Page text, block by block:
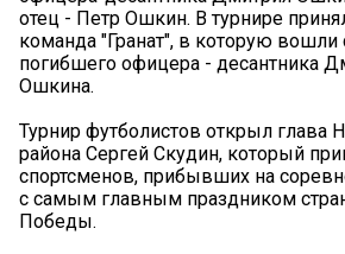
отец - Петр Ошкин. В турнире
команда "Гранат", в которую
погибшего офицера - десантника
Ошкина.
Турнир футболистов открыл глава
района Сергей Скудин, который
спортсменов, прибывших на
с самым главным праздником
Победы.